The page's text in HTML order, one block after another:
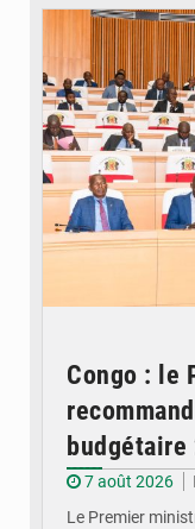
Congo : le
budgétaire
7 août 2026
Le Premier